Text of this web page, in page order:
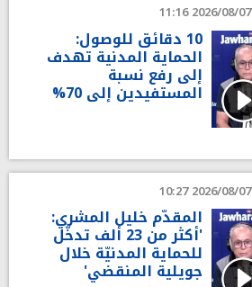
2026/08/07 11:16
10 دقائق للوصول:
الحماية المدنية تهدف
إلى رفع نسبة
المستفيدين إلى 70%
2026/08/07 10:27
المقدّم خليل المشري:
'أكثر من 23 ألف تدخّل
للحماية المدنيّة خلال
جويلية المنقضي'